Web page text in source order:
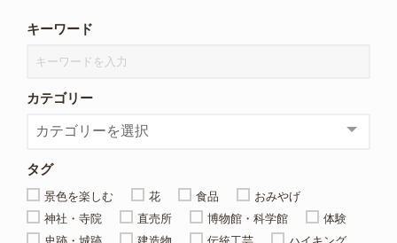
キーワード
カテゴリー
タグ
景色を楽しむ 花 食品
おみやげ
神社・寺院
直売所 博物館・科学館
体験